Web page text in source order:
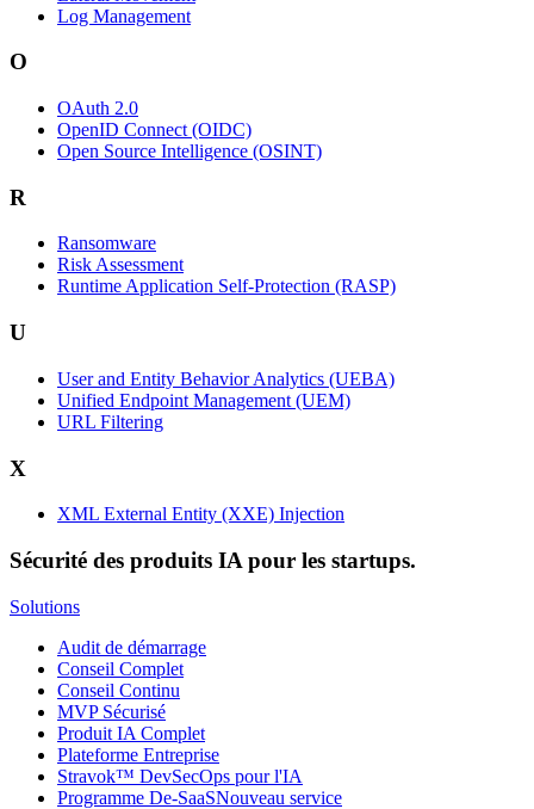
Log Management
O
OAuth 2.0
OpenID Connect (OIDC)
Open Source Intelligence (OSINT)
R
Ransomware
Risk Assessment
Runtime Application Self-Protection (RASP)
U
User and Entity Behavior Analytics (UEBA)
Unified Endpoint Management (UEM)
URL Filtering
X
XML External Entity (XXE) Injection
Sécurité des produits IA pour les startups.
Solutions
Audit de démarrage
Conseil Complet
Conseil Continu
MVP Sécurisé
Produit IA Complet
Plateforme Entreprise
Stravok™ DevSecOps pour l'IA
Programme De-SaaSNouveau service